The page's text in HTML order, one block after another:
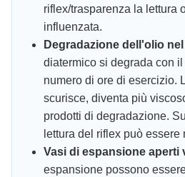
riflex/trasparenza la lettura
influenzata.
Degradazione dell'olio
diatermico si degrada con il
numero di ore di esercizio.
scurisce, diventa più
prodotti di degradazione.
lettura del riflex può essere
Vasi di espansione aperti
espansione possono